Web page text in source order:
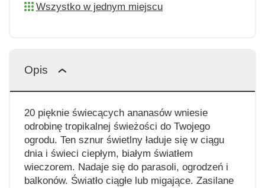
Wszystko w jednym miejscu
Opis
20 pięknie świecących ananasów wniesie
odrobinę tropikalnej świeżości do Twojego
ogrodu. Ten sznur świetlny ładuje się w ciągu
dnia i świeci ciepłym, białym światłem
wieczorem. Nadaje się do parasoli, ogrodzeń i
balkonów. Światło ciągłe lub migające. Zasilane